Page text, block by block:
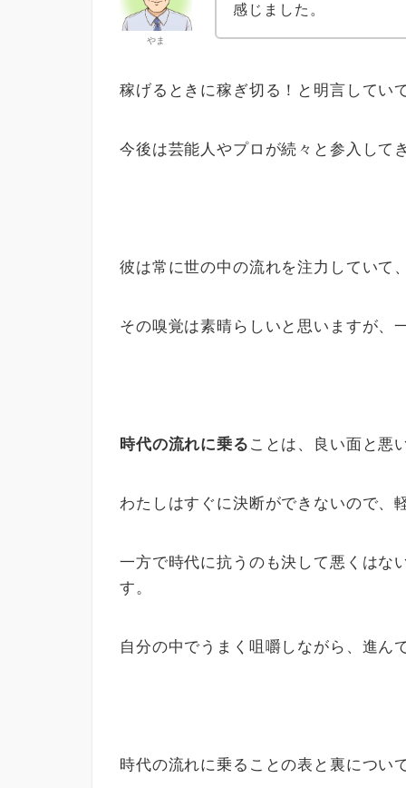
やま
感じました。
稼げるときに稼ぎ切る！と明言してい
今後は芸能人やプロが続々と参入し
彼は常に世の中の流れを注力していて
その嗅覚は素晴らしいと思いますが、
時代の流れに乗る ことは、良い面と悪
わたしはすぐに決断ができないので、
一方で時代に抗うのも決して悪くは
す。
自分の中でうまく咀嚼しながら、進ん
時代の流れに乗ることの表と裏につい